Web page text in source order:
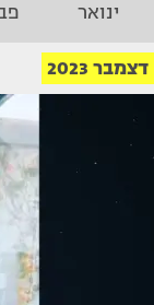
ינואר
דצמבר 2023